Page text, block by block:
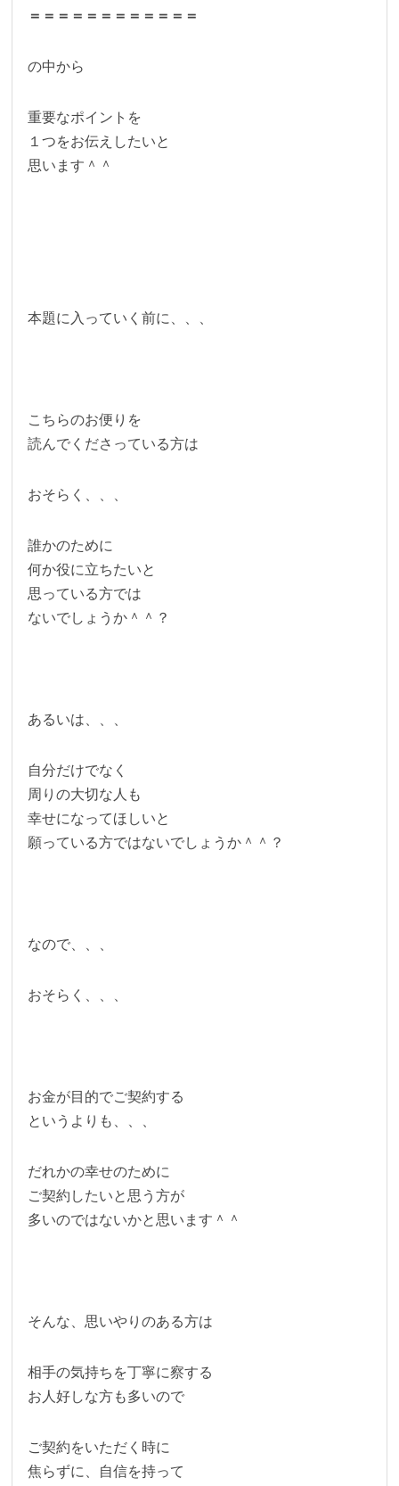
＝＝＝＝＝＝＝＝＝＝＝＝
の中から
重要なポイントを
１つをお伝えしたいと
思います＾＾
本題に入っていく前に、、、
こちらのお便りを
読んでくださっている方は
おそらく、、、
誰かのために
何か役に立ちたいと
思っている方では
ないでしょうか＾＾？
あるいは、、、
自分だけでなく
周りの大切な人も
幸せになってほしいと
願っている方ではないでしょうか＾＾？
なので、、、
おそらく、、、
お金が目的でご契約する
というよりも、、、
だれかの幸せのために
ご契約したいと思う方が
多いのではないかと思います＾＾
そんな、思いやりのある方は
相手の気持ちを丁寧に察する
お人好しな方も多いので
ご契約をいただく時に
焦らずに、自信を持って